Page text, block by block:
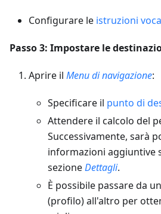
Configurare le istruzioni
Passo 3: Impostare le
Aprire il Menu di navigazione:
Specificare il punto di
Attendere il calcolo del
Successivamente, sarà
informazioni aggiuntive
sezioneDettagli.
È possibile passare da un
(profilo) all'altro per